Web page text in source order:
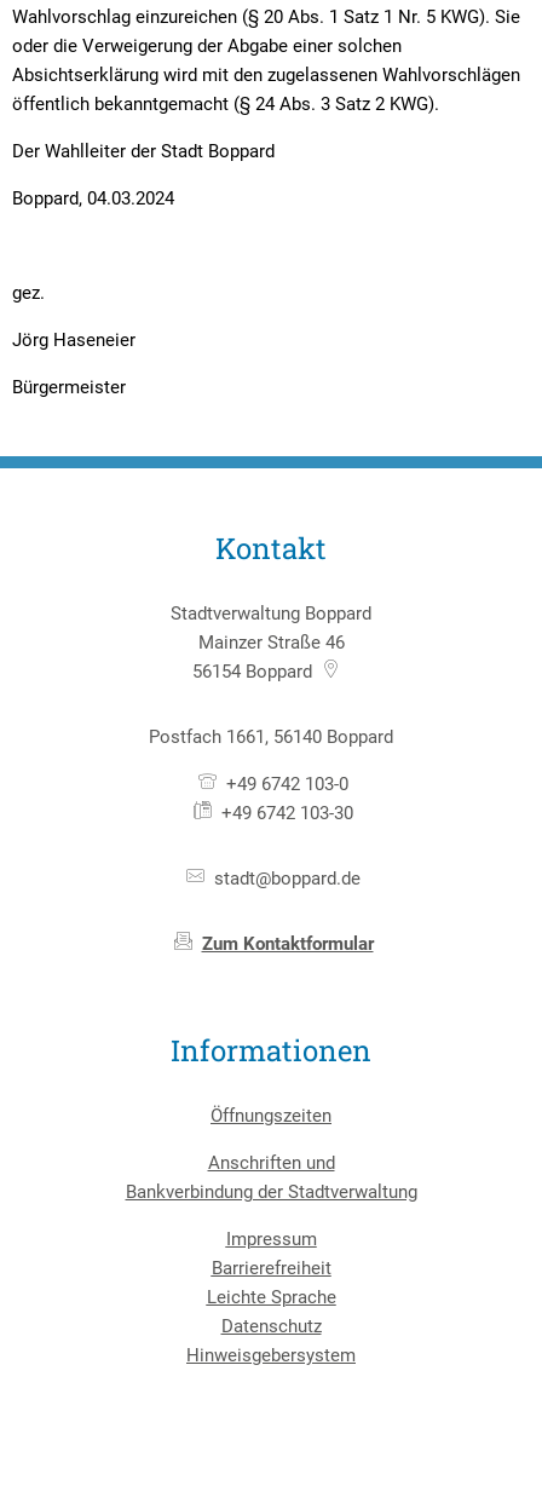
Wahlvorschlag einzureichen (§ 20 Abs. 1 Satz 1 Nr. 5 KWG). Sie
oder die Verweigerung der Abgabe einer solchen
Absichtserklärung wird mit den zugelassenen Wahlvorschlägen
öffentlich bekanntgemacht (§ 24 Abs. 3 Satz 2 KWG).
Der Wahlleiter der Stadt Boppard
Boppard, 04.03.2024
gez.
Jörg Haseneier
Bürgermeister
Kontakt
Stadtverwaltung Boppard
Mainzer Straße 46
56154 Boppard
Postfach 1661, 56140 Boppard
+49 6742 103-0
+49 6742 103-30
stadt@boppard.de
Zum Kontaktformular
Informationen
Öffnungszeiten
Anschriften und
Bankverbindung der Stadtverwaltung
Impressum
Barrierefreiheit
Leichte Sprache
Datenschutz
Hinweisgebersystem